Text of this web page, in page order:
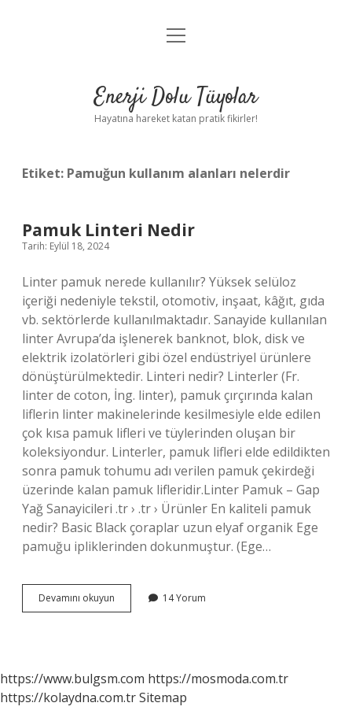
Anasayfa
Yasal Uyarı
menüyü
Enerji Dolu Tüyolar
Hayatına hareket katan pratik fikirler!
Etiket: Pamuğun kullanım alanları nelerdir
Pamuk Linteri Nedir
Tarih: Eylül 18, 2024
Linter pamuk nerede kullanılır? Yüksek selüloz
içeriği nedeniyle tekstil, otomotiv, inşaat, kâğıt, gıda
vb. sektörlerde kullanılmaktadır. Sanayide kullanılan
linter Avrupa’da işlenerek banknot, blok, disk ve
elektrik izolatörleri gibi özel endüstriyel ürünlere
dönüştürülmektedir. Linteri nedir? Linterler (Fr.
linter de coton, İng. linter), pamuk çırçırında kalan
liflerin linter makinelerinde kesilmesiyle elde edilen
çok kısa pamuk lifleri ve tüylerinden oluşan bir
koleksiyondur. Linterler, pamuk lifleri elde edildikten
sonra pamuk tohumu adı verilen pamuk çekirdeği
üzerinde kalan pamuk lifleridir.Linter Pamuk – Gap
Yağ Sanayicileri .tr › .tr › Ürünler En kaliteli pamuk
nedir? Basic Black çoraplar uzun elyaf organik Ege
pamuğu ipliklerinden dokunmuştur. (Ege…
Devamını okuyun
Linteri
14 Yorum
https://www.bulgsm.com https://mosmoda.com.tr
https://kolaydna.com.trSitemap